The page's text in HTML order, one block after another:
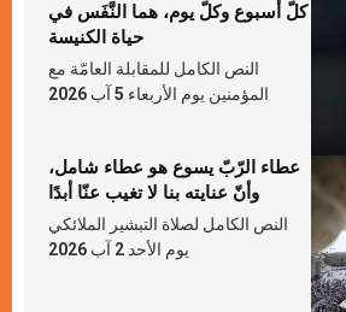
كلّ أسبوع وكلّ يوم، هما النَّفَس في
حياة الكنيسة
النص الكامل للمقابلة العامّة مع
المؤمنين يوم الأربعاء 5 آب 2026
عطاء الرّبّ يسوع هو عطاء شامل،
وأنّ عنايته بنا لا تغيب عنّا أبدًا
النص الكامل لصلاة التبشير الملائكي
يوم الأحد 2 آب 2026